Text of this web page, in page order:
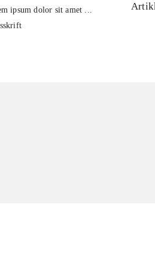
ipsum dolor sit amet ...